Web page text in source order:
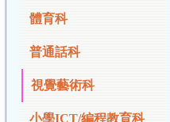
體育科
普通話科
視覺藝術科
小學ICT/編程教育科